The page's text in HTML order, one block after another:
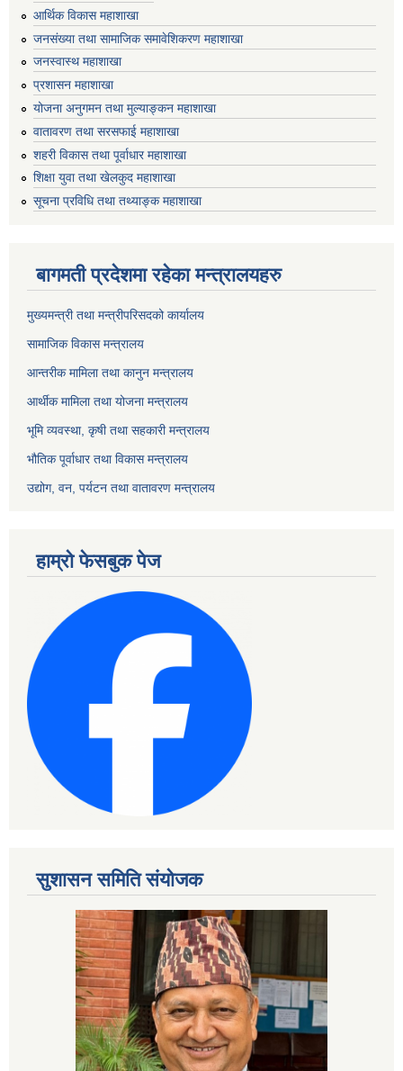
आर्थिक विकास महाशाखा
जनसंख्या तथा सामाजिक समावेशिकरण महाशाखा
जनस्वास्थ महाशाखा
प्रशासन महाशाखा
योजना अनुगमन तथा मुल्याङ्कन महाशाखा
वातावरण तथा सरसफाई महाशाखा
शहरी विकास तथा पूर्वाधार महाशाखा
शिक्षा युवा तथा खेलकुद महाशाखा
सूचना प्रविधि तथा तथ्याङ्क महाशाखा
बागमती प्रदेशमा रहेका मन्त्रालयहरु
मुख्यमन्त्री तथा मन्त्रीपरिसदको कार्यालय
सामाजिक विकास मन्त्रालय
आन्तरीक मामिला तथा कानुन मन्त्रालय
आर्थीक मामिला तथा योजना मन्त्रालय
भूमि व्यवस्था, कृषी तथा सहकारी मन्त्रालय
भौतिक पूर्वाधार तथा विकास मन्त्रालय
उद्योग, वन, पर्यटन तथा वातावरण मन्त्रालय
हाम्रो फेसबुक पेज
सुशासन समिति संयोजक